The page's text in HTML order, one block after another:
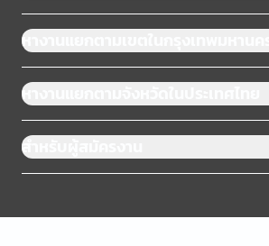
หางานแยกตามเขตในกรุงเทพมหานคร
หางานแยกตามจังหวัดในประเทศไทย
สำหรับผู้สมัครงาน